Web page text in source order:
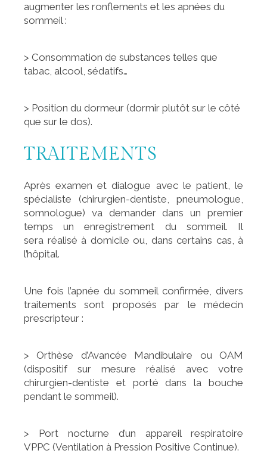
augmenter les ronflements et les apnées du
sommeil :
> Consommation de substances telles que
tabac, alcool, sédatifs…
> Position du dormeur (dormir plutôt sur le côté
que sur le dos).
TRAITEMENTS
Après examen et dialogue avec le patient, le
spécialiste (chirurgien-dentiste, pneumologue,
somnologue) va demander dans un premier
temps un enregistrement du sommeil. Il
sera réalisé à domicile ou, dans certains cas, à
l’hôpital.
Une fois l’apnée du sommeil confirmée, divers
traitements sont proposés par le médecin
prescripteur :
> Orthèse d’Avancée Mandibulaire ou OAM
(dispositif sur mesure réalisé avec votre
chirurgien-dentiste et porté dans la bouche
pendant le sommeil).
> Port nocturne d’un appareil respiratoire
VPPC (Ventilation à Pression Positive Continue).